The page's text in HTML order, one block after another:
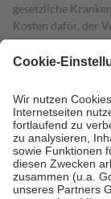
gesetzliche
Kosten dafür, der
mit.
Grundsätzlich
höchstens zehn
Kosten der
Diese Regeln
Bei Heilmitteln
Zuzahlung zehn
Verordnung.
Um das